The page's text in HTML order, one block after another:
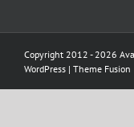
Copyright 2012 - 2026
WordPress | Theme Fusion